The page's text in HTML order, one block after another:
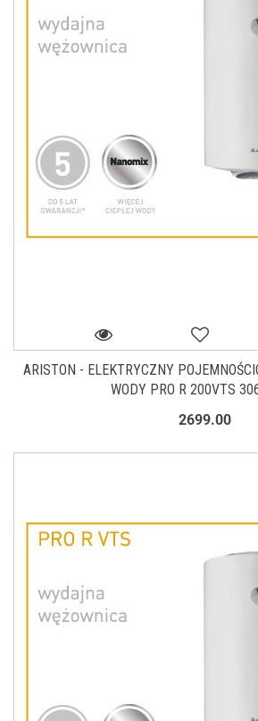
ARISTON - ELEKTRYCZNY
WODY PRO R 200VTS
2699.00